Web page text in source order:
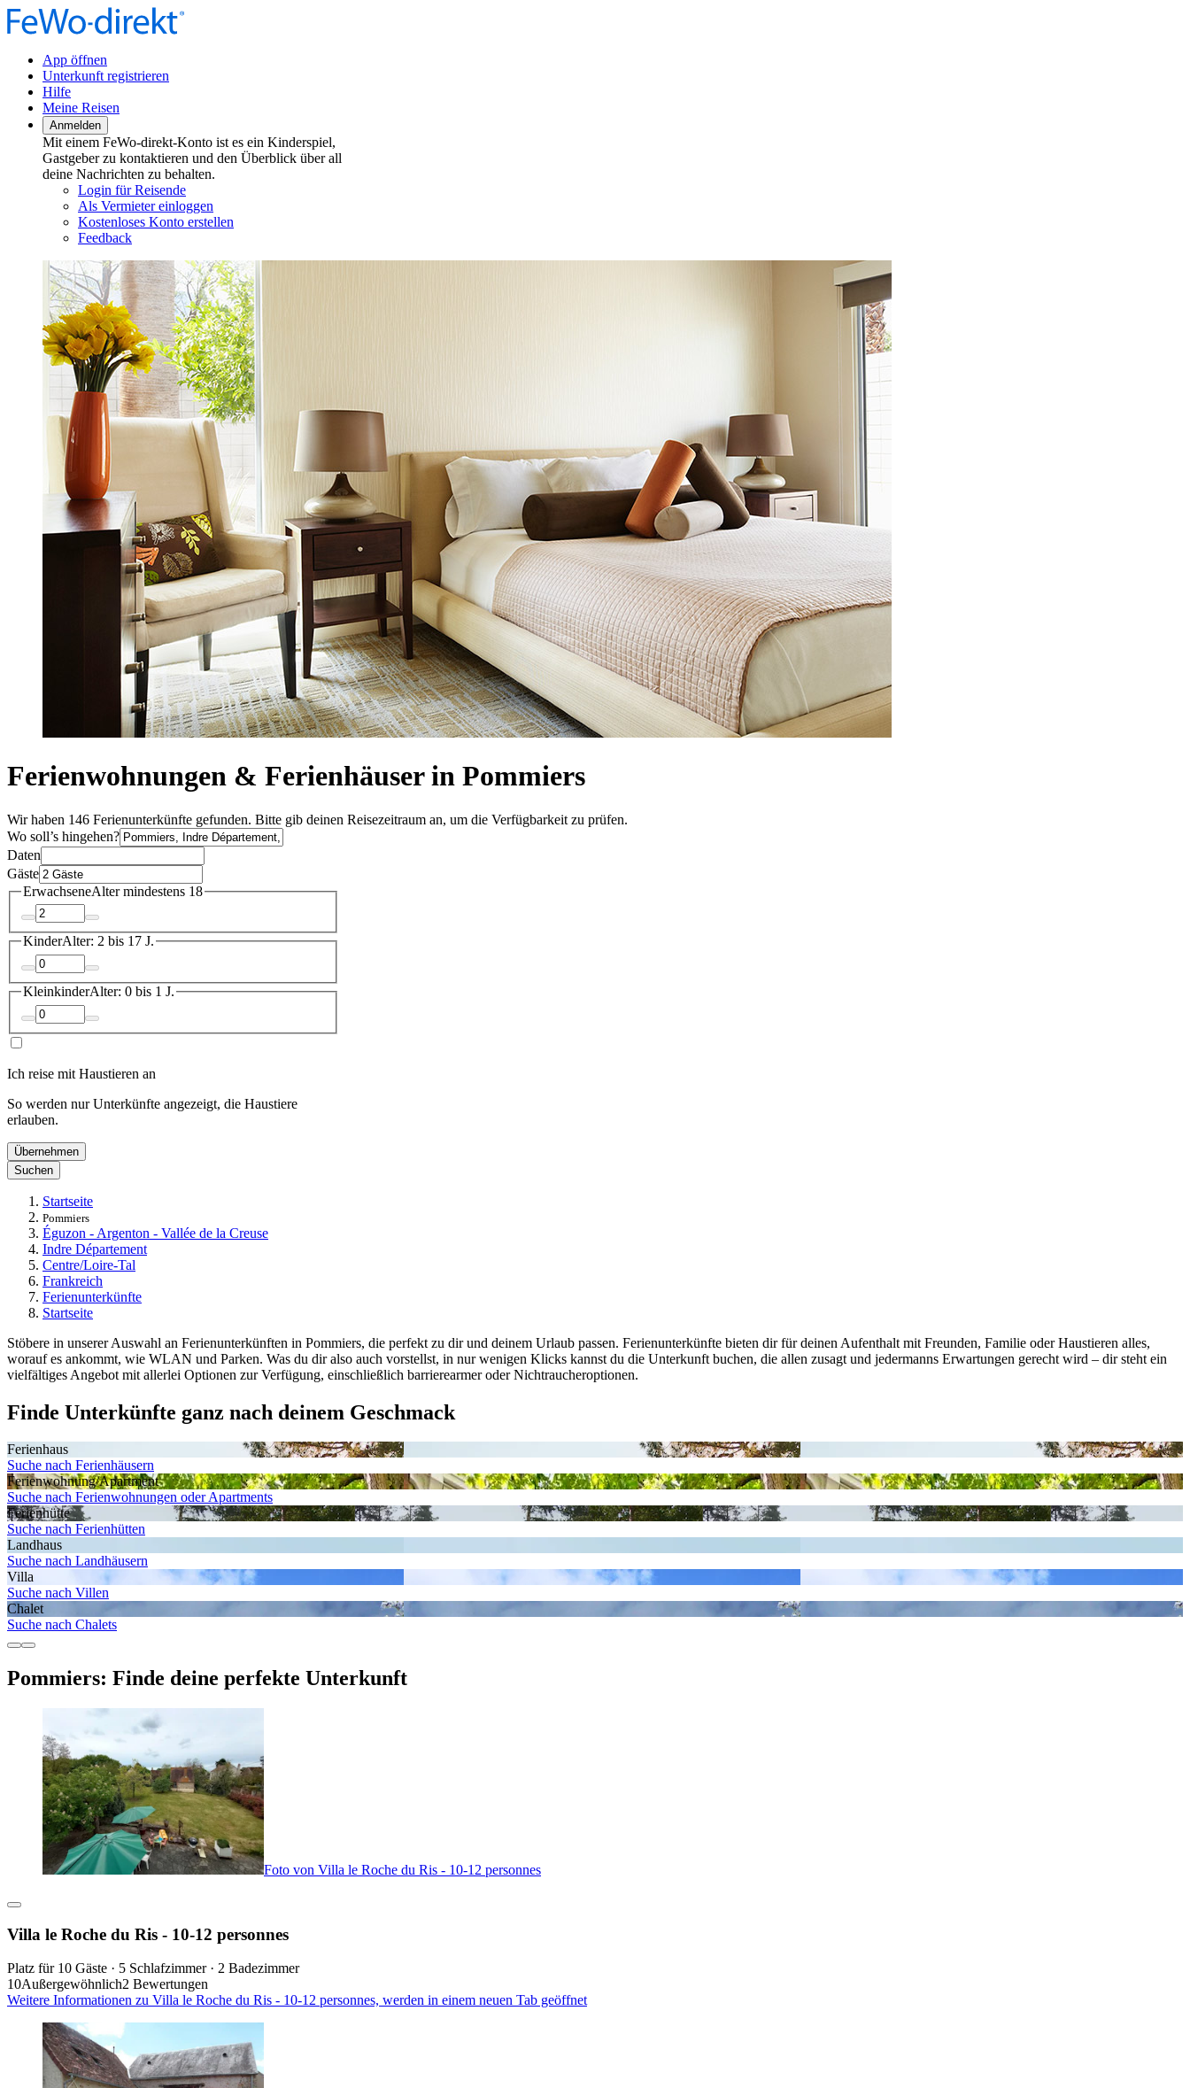
App öffnen
Unterkunft registrieren
Hilfe
Meine Reisen
Anmelden
Mit einem FeWo-direkt-Konto ist es ein Kinderspiel,
Gastgeber zu kontaktieren und den Überblick über all
deine Nachrichten zu behalten.
Login für Reisende
Als Vermieter einloggen
Kostenloses Konto erstellen
Feedback
Ferienwohnungen & Ferienhäuser in Pommiers
Wir haben 146 Ferienunterkünfte gefunden. Bitte gib deinen Reisezeitraum an, um die Verfügbarkeit zu prüfen.
Wo soll’s hingehen?
Daten
Gäste
ErwachseneAlter mindestens 18
KinderAlter: 2 bis 17 J.
KleinkinderAlter: 0 bis 1 J.
Ich reise mit Haustieren an
So werden nur Unterkünfte angezeigt, die Haustiere
erlauben.
Übernehmen
Suchen
Startseite
Pommiers
Éguzon - Argenton - Vallée de la Creuse
Indre Département
Centre/Loire-Tal
Frankreich
Ferienunterkünfte
Startseite
Stöbere in unserer Auswahl an Ferienunterkünften in Pommiers, die perfekt zu dir und deinem Urlaub passen. Ferienunterkünfte bieten dir für deinen Aufenthalt mit Freunden, Familie oder Haustieren alles,
worauf es ankommt, wie WLAN und Parken. Was du dir also auch vorstellst, in nur wenigen Klicks kannst du die Unterkunft buchen, die allen zusagt und jedermanns Erwartungen gerecht wird – dir steht ein
vielfältiges Angebot mit allerlei Optionen zur Verfügung, einschließlich barrierearmer oder Nichtraucheroptionen.
Finde Unterkünfte ganz nach deinem Geschmack
Ferienhaus
Suche nach Ferienhäusern
Ferienwohnung/Apartment
Suche nach Ferienwohnungen oder Apartments
Ferienhütte
Suche nach Ferienhütten
Landhaus
Suche nach Landhäusern
Villa
Suche nach Villen
Chalet
Suche nach Chalets
Pommiers: Finde deine perfekte Unterkunft
Foto von Villa le Roche du Ris - 10-12 personnes
Villa le Roche du Ris - 10-12 personnes
Platz für 10 Gäste · 5 Schlafzimmer · 2 Badezimmer
10Außergewöhnlich2 Bewertungen
Weitere Informationen zu Villa le Roche du Ris - 10-12 personnes, werden in einem neuen Tab geöffnet